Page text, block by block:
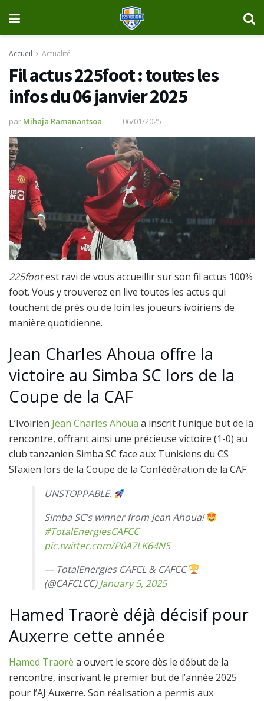
Accueil Actualité
Fil actus 225foot : toutes les
infos du 06 janvier 2025
par Mihaja Ramanantsoa 06/01/2025
225footest ravi de vous accueillir sur son fil actus 100%
foot. Vous y trouverez en live toutes les actus qui
touchent de près ou de loin les joueurs ivoiriens de
manière quotidienne.
Jean Charles Ahoua offre la
victoire au Simba SC lors de la
Coupe de la CAF
L’Ivoirien Jean Charles Ahoua a inscrit l’unique but de la
rencontre, offrant ainsi une précieuse victoire (1-0) au
club tanzanien Simba SC face aux Tunisiens du CS
Sfaxien lors de la Coupe de la Confédération de la CAF.
UNSTOPPABLE.
Simba SC’s winner from Jean Ahoua!
#TotalEnergiesCAFCC
pic.twitter.com/P0A7LK64N5
— TotalEnergies CAFCL & CAFCC
(@CAFCLCC)January 5, 2025
Hamed Traorè déjà décisif pour
Auxerre cette année
Hamed Traorè a ouvert le score dès le début de la
rencontre, inscrivant le premier but de l’année 2025
pour l’AJ Auxerre. Son réalisation a permis aux